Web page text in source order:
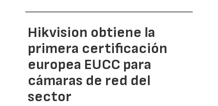
Hikvision obtiene la
primera certificación
europea EUCC para
cámaras de red del
sector